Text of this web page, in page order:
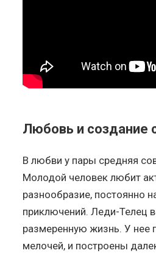
Любовь и создание
В любви у пары средняя
Молодой человек любит
разнообразие, постоянно
приключений. Леди-Телец
размеренную жизнь. У нее
мелочей, и построены